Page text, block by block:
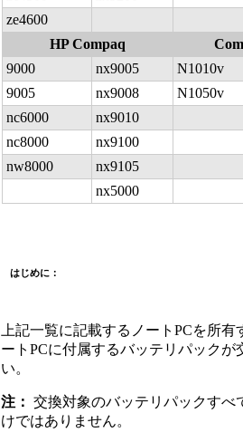
ze4600
HP Compaq
9000
nx9005
N1010v
9005
nx9008
N1050v
nc6000
nx9010
nc8000
nx9100
nw8000
nx9105
nx5000
はじめに：
上記一覧に記載するノートPCを所
ートPCに付属するバッテリパック
い。
注： 交換対象のバッテリパックすべ
けではありません。